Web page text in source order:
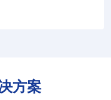
方案